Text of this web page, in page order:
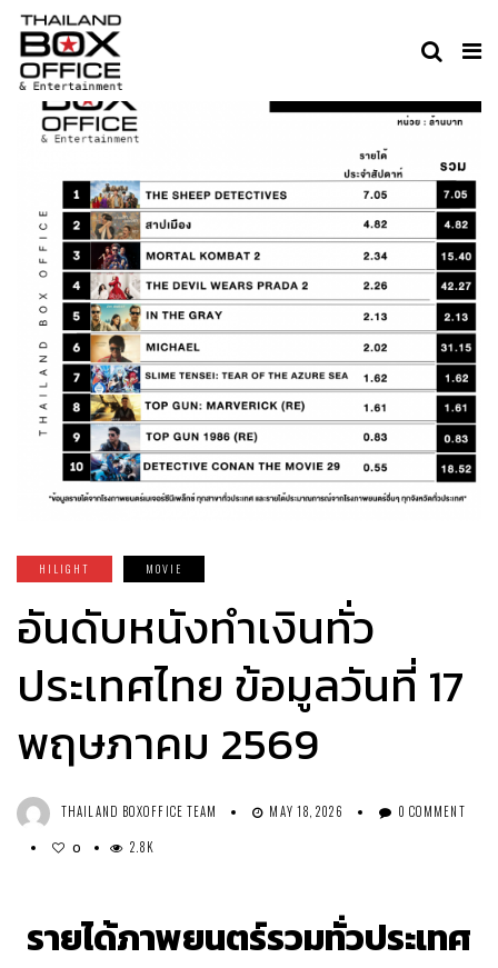
HILIGHT MOVIE
อันดับหนังทำเงินทั่ว
ประเทศไทย ข้อมูลวันที่ 17
พฤษภาคม 2569
THAILAND BOXOFFICE TEAM MAY 18, 2026 0 COMMENT
0 2.8K
รายได้ภาพยนตร์รวมทั่วประเทศ